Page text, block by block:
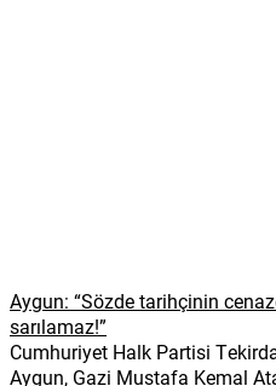
Aygun: “Sözde tarihçinin
sarılamaz!”
Cumhuriyet Halk Partisi
Aygun, Gazi Mustafa Kemal